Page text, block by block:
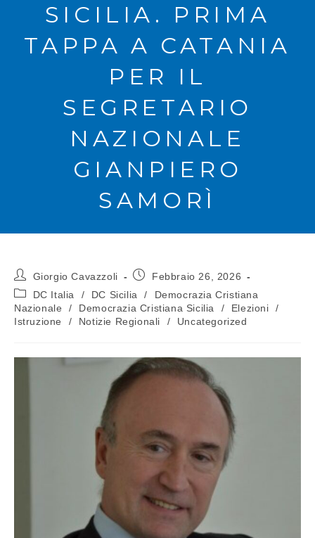
SICILIA. PRIMA
TAPPA A CATANIA
PER IL
SEGRETARIO
NAZIONALE
GIANPIERO
SAMORÌ
Giorgio Cavazzoli
Febbraio 26, 2026
DC Italia
/ DC Sicilia /
Democrazia Cristiana
Nazionale
/ Democrazia Cristiana Sicilia / Elezioni
/
Istruzione
/ Notizie Regionali / Uncategorized